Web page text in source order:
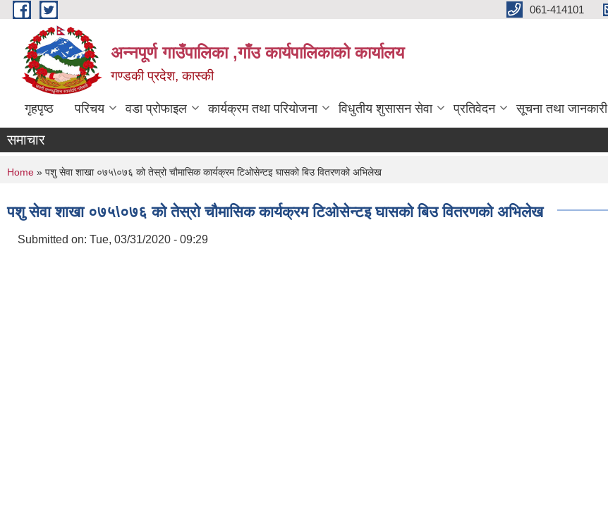
Skip to main content 061-414101
अन्नपूर्ण गाउँपालिका ,गाँउ कार्यपालिकाको कार्यालय
गण्डकी प्रदेश, कास्की
गृहपृष्ठ परिचय वडा प्रोफाइल कार्यक्रम तथा परियोजना विधुतीय शुसासन सेवा प्रतिवेदन सूचना तथा जानकारी
समाचार
You are here
Home » पशु सेवा शाखा ०७५\०७६ को तेस्रो चौमासिक कार्यक्रम टिओसेन्टइ घासको बिउ वितरणको अभिलेख
पशु सेवा शाखा ०७५\०७६ को तेस्रो चौमासिक कार्यक्रम टिओसेन्टइ घासको बिउ वितरणको अभिलेख
Submitted on: Tue, 03/31/2020 - 09:29